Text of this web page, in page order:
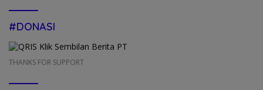
#DONASI
THANKS FOR SUPPORT